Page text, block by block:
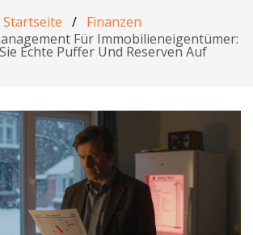
Startseite
Finanzen
Für Immobilieneigentümer:
Echte Puffer Und Reserven Auf